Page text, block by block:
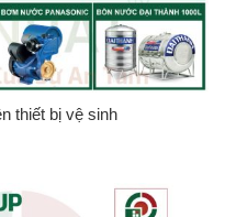
thiết bị vệ sinh